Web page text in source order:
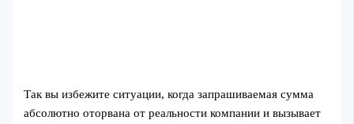
Так вы избежите ситуации, когда запрашиваемая сумма
абсолютно оторвана от реальности компании и вызывает